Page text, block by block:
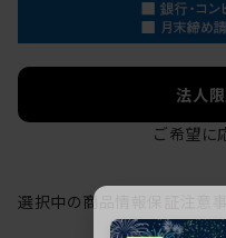
法人
ご希望に
選択中の商品情報